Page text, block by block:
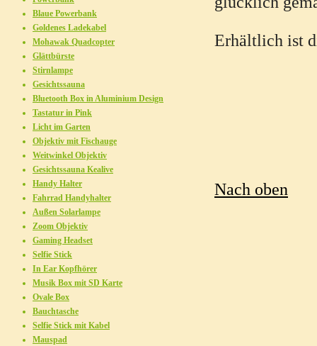
Erhältlich ist
Nach oben
Blaue Powerbank
Goldenes Ladekabel
Mohawak Quadcopter
Glättbürste
Stirnlampe
Gesichtssauna
Bluetooth Box in Aluminium Design
Tastatur in Pink
Licht im Garten
Objektiv mit Fischauge
Weitwinkel Objektiv
Gesichtssauna Kealive
Handy Halter
Fahrrad Handyhalter
Außen Solarlampe
Zoom Objektiv
Gaming Headset
Selfie Stick
In Ear Kopfhörer
Musik Box mit SD Karte
Ovale Box
Bauchtasche
Selfie Stick mit Kabel
Mauspad